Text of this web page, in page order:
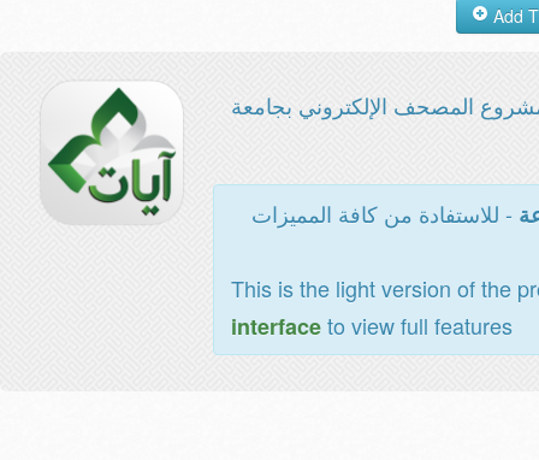
المصحف الإلكتروني بجامعة
- للاستفادة من كافة المميزات
This is the light version of the
interfaceto view full features